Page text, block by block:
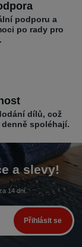
podporu a
po rady pro
dílů, což
spoléhají.
a slevy!
14 dní.
Přihlásit se